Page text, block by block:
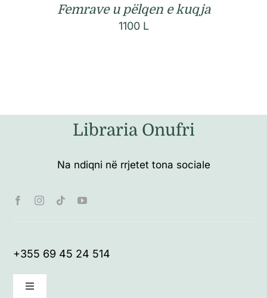
Femrave u pëlqen e kuqja
1100 L
Libraria Onufri
Na ndiqni në rrjetet tona sociale
+355 69 45 24 514
Toggle